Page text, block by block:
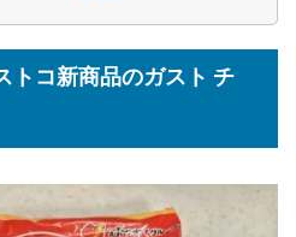
トコ新商品のガスト チ